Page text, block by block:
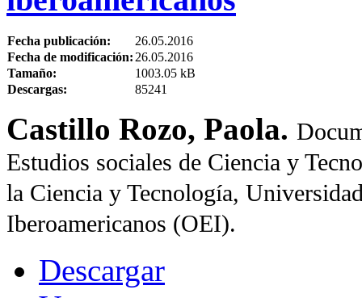
Fecha publicación:
26.05.2016
Fecha de modificación:26.05.2016
Tamaño:
1003.05 kB
Descargas:
85241
Castillo Rozo, Paola.
Estudios sociales de Ciencia y
la Ciencia y Tecnología,
Iberoamericanos (OEI).
Descargar